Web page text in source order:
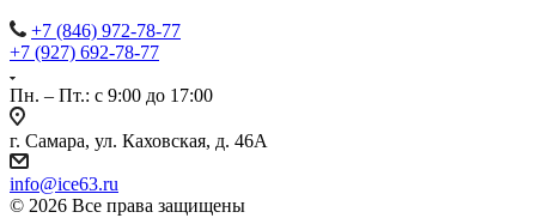
+7 (846) 972-78-77
+7 (927) 692-78-77
Пн. – Пт.: с 9:00 до 17:00
г. Самара, ул. Каховская, д. 46А
info@ice63.ru
© 2026 Все права защищены